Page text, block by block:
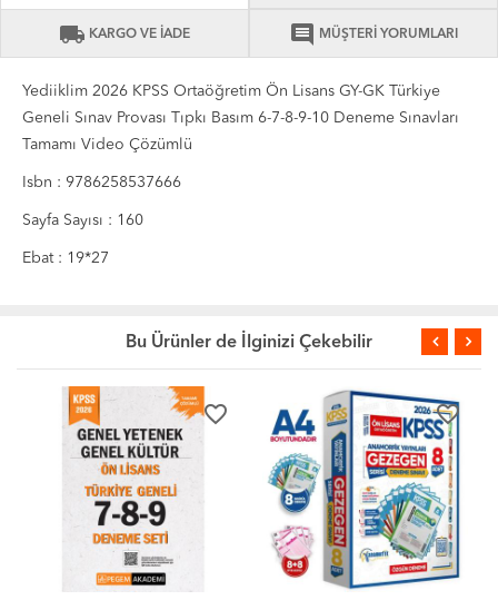
local_shipping KARGO VE İADE comment MÜŞTERİ YORUMLARI
Yediiklim 2026 KPSS Ortaöğretim Ön Lisans GY-GK Türkiye
Geneli Sınav Provası Tıpkı Basım 6-7-8-9-10 Deneme Sınavları
Tamamı Video Çözümlü
Isbn : 9786258537666
Sayfa Sayısı : 160
Ebat : 19*27
Bu Ürünler de İlginizi Çekebilir
favorite_border favorite_border